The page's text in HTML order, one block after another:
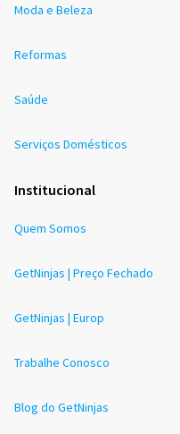
Moda e Beleza
Reformas
Saúde
Serviços Domésticos
Institucional
Quem Somos
GetNinjas | Preço Fechado
GetNinjas | Europ
Trabalhe Conosco
Blog do GetNinjas